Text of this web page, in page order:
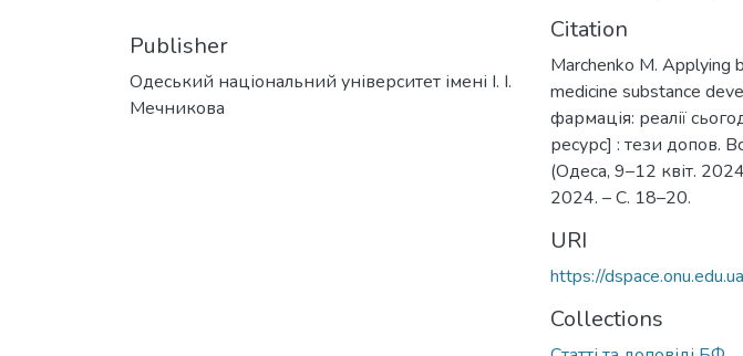
Publisher
Одеський національний університет імені І. І.
Мечникова
Citation
Marchenko M. Applying
medicine substance
фармація: реалії
ресурс] : тези допов.
(Одеса, 9–12 квіт.
2024. – С. 18–20.
URI
https://
Collections